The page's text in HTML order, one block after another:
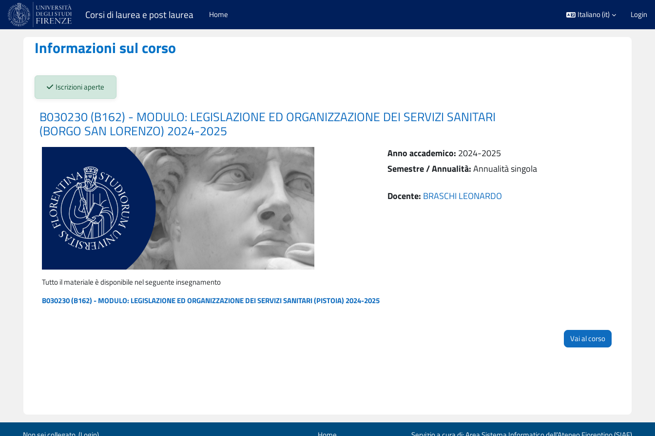
Vai al contenuto principale
Corsi di laurea e post laurea Home Italiano ‎(it)‎ Login
Informazioni sul corso
Stato iscrizioni:
Iscrizioni aperte
B030230 (B162) - MODULO: LEGISLAZIONE ED ORGANIZZAZIONE DEI SERVIZI SANITARI
(BORGO SAN LORENZO) 2024-2025
Tutto il materiale è disponibile nel seguente insegnamento
B030230 (B162) - MODULO: LEGISLAZIONE ED ORGANIZZAZIONE DEI SERVIZI SANITARI (PISTOIA) 2024-2025
Anno accademico: 2024-2025
Semestre / Annualità:Annualità singola
Docente: BRASCHI LEONARDO
Vai al corso